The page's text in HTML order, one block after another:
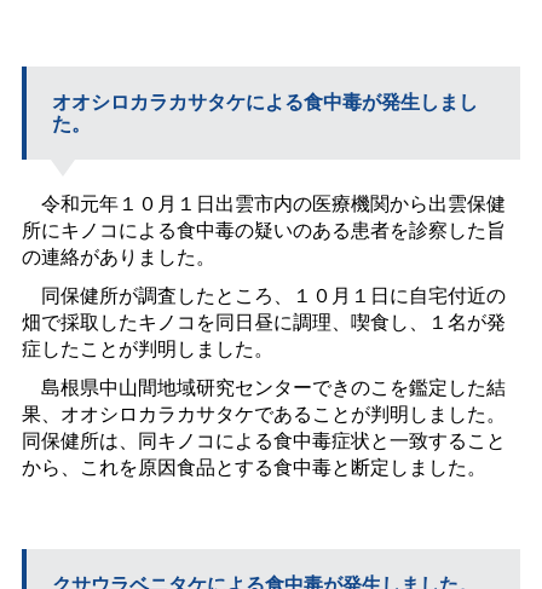
オオシロカラカサタケによる食中毒が発生しまし
た。
令和元年１０月１日出雲市内の医療機関から出雲保健
所にキノコによる食中毒の疑いのある患者を診察した旨
の連絡がありました。
同保健所が調査したところ、１０月１日に自宅付近の
畑で採取したキノコを同日昼に調理、喫食し、１名が発
症したことが判明しました。
島根県中山間地域研究センターできのこを鑑定した結
果、オオシロカラカサタケであることが判明しました。
同保健所は、同キノコによる食中毒症状と一致すること
から、これを原因食品とする食中毒と断定しました。